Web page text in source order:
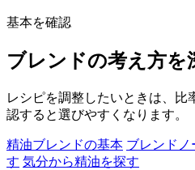
基本を確認
ブレンドの考え方を
レシピを調整したいときは、比
認すると選びやすくなります。
精油ブレンドの基本 ブレンドノ
す 気分から精油を探す